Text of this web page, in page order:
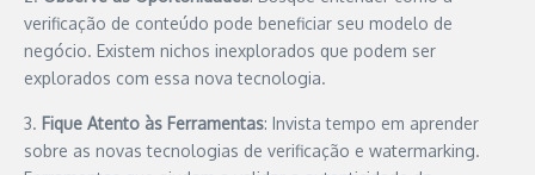
verificação de conteúdo pode beneficiar seu modelo de
negócio. Existem nichos inexplorados que podem ser
explorados com essa nova tecnologia.
3. Fique Atento às Ferramentas: Invista tempo em aprender
sobre as novas tecnologias de verificação e watermarking.